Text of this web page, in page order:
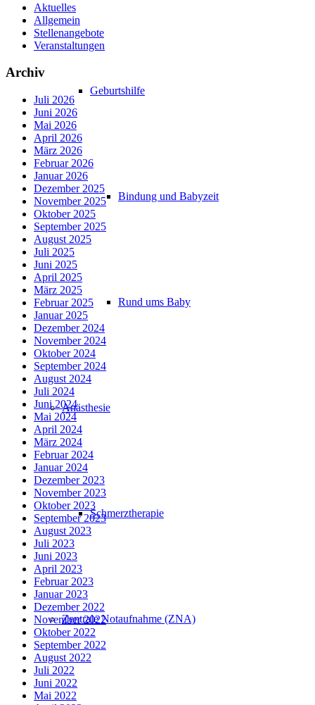
Geburtshilfe
Bindung und Babyzeit
Rund ums Baby
Anästhesie
Schmerztherapie
Zentrale Notaufnahme (ZNA)
Aktuelles
Allgemein
Stellenangebote
Veranstaltungen
Archiv
Juli 2026
Juni 2026
Mai 2026
April 2026
März 2026
Februar 2026
Januar 2026
Dezember 2025
November 2025
Oktober 2025
September 2025
August 2025
Juli 2025
Juni 2025
April 2025
März 2025
Februar 2025
Januar 2025
Dezember 2024
November 2024
Oktober 2024
September 2024
August 2024
Juli 2024
Juni 2024
Mai 2024
April 2024
März 2024
Februar 2024
Januar 2024
Dezember 2023
November 2023
Oktober 2023
September 2023
August 2023
Juli 2023
Juni 2023
April 2023
Februar 2023
Januar 2023
Dezember 2022
November 2022
Oktober 2022
September 2022
August 2022
Juli 2022
Juni 2022
Mai 2022